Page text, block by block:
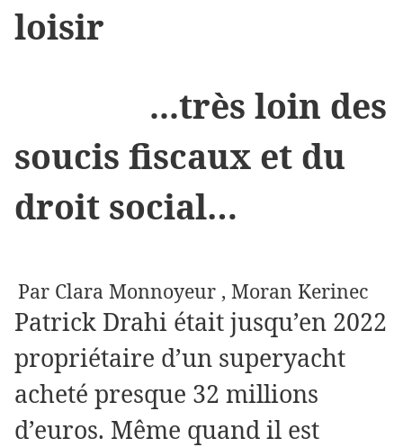
loisir
...très loin des
soucis fiscaux et du
droit social…
Par Clara Monnoyeur , Moran Kerinec
Patrick Drahi était jusqu’en 2022
propriétaire d’un superyacht
acheté presque 32 millions
d’euros. Même quand il est